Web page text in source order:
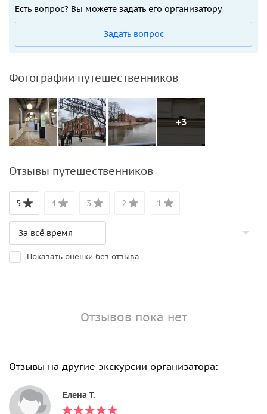
Есть вопрос? Вы можете задать его организатору
Задать вопрос
Фотографии путешественников
+3
Отзывы путешественников
5 4 3 2 1
Показать оценки без отзыва
Отзывов пока нет
Отзывы на другие экскурсии организатора:
Елена Т.